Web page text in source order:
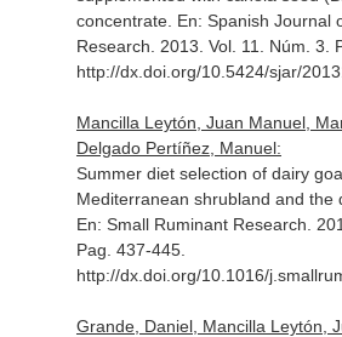
concentrate. En: Spanish Journal
Research . 2013. Vol. 11. Núm. 3.
http://dx.doi.org/10.5424/sjar/
Mancilla Leytón, Juan Manuel,
Delgado Pertíñez, Manuel:
Summer diet selection of dairy
Mediterranean shrubland and the
En: Small Ruminant Research .
Pag. 437-445.
http://dx.doi.org/10.1016/
Grande, Daniel, Mancilla Leytón,